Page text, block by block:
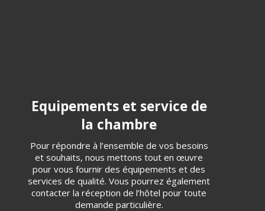
Equipements et service de
la chambre
Pour répondre à l’ensemble de vos besoins
et souhaits, nous mettons tout en œuvre
pour vous fournir des équipements et des
services de qualité. Vous pourrez également
contacter la réception de l’hôtel pour toute
demande particulière.